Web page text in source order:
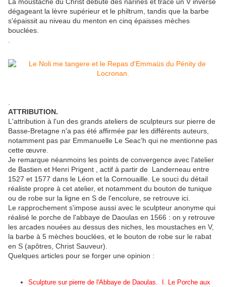
La moustache du Christ débute des narines et trace un V inversé
dégageant la lèvre supérieur et le philtrum, tandis que la barbe
s'épaissit au niveau du menton en cinq épaisses mèches
bouclées.
.
.
ATTRIBUTION.
L'attribution à l'un des grands ateliers de sculpteurs sur pierre de
Basse-Bretagne n'a pas été affirmée par les différents auteurs,
notamment pas par Emmanuelle Le Seac'h qui ne mentionne pas
cette œuvre.
Je remarque néanmoins les points de convergence avec l'atelier
de Bastien et Henri Prigent , actif à partir de Landerneau entre
1527 et 1577 dans le Léon et la Cornouaille. Le souci du détail
réaliste propre à cet atelier, et notamment du bouton de tunique
ou de robe sur la ligne en S de l'encolure, se retrouve ici.
Le rapprochement s'impose aussi avec le sculpteur anonyme qui
réalisé le porche de l'abbaye de Daoulas en 1566 : on y retrouve
les arcades nouées au dessus des niches, les moustaches en V,
la barbe à 5 mèches bouclées, et le bouton de robe sur le rabat
en S (apôtres, Christ Sauveur).
Quelques articles pour se forger une opinion :
Sculpture sur pierre de l'Abbaye de Daoulas. I. Le Porche aux